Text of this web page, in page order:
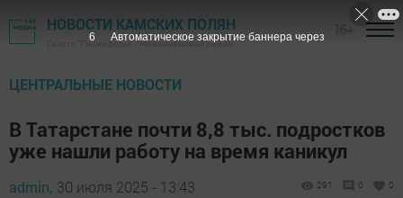
НОВОСТИ КАМСКИХ ПОЛЯН
Газета "Посинформ" - Нижнекамский район
ЦЕНТРАЛЬНЫЕ НОВОСТИ
В Татарстане почти 8,8 тыс. подростков
уже нашли работу на время каникул
admin, 30 июля 2025 - 13:43 291 0 0
5 Автоматическое закрытие баннера через